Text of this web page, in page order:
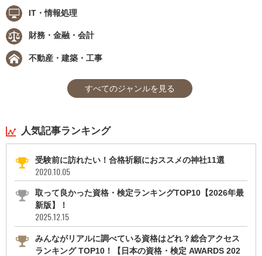
IT・情報処理
財務・金融・会計
不動産・建築・工事
すべてのジャンルを見る
人気記事ランキング
受験前に訪れたい！合格祈願におススメの神社11選
2020.10.05
取って良かった資格・検定ランキングTOP10【2026年最
新版】！
2025.12.15
みんながリアルに調べている資格はどれ？総合アクセス
ランキング TOP10！【日本の資格・検定 AWARDS 202